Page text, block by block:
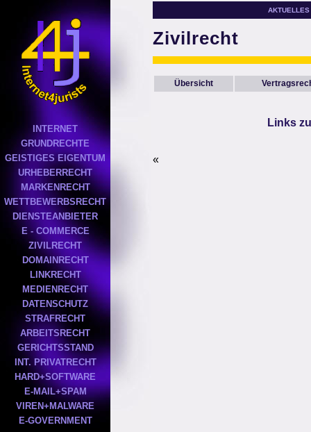
INTERNET
GRUNDRECHTE
GEISTIGES EIGENTUM
URHEBERRECHT
MARKENRECHT
WETTBEWERBSRECHT
DIENSTEANBIETER
E - COMMERCE
ZIVILRECHT
DOMAINRECHT
LINKRECHT
MEDIENRECHT
DATENSCHUTZ
STRAFRECHT
ARBEITSRECHT
GERICHTSSTAND
INT. PRIVATRECHT
HARD+SOFTWARE
E-MAIL+SPAM
VIREN+MALWARE
E-GOVERNMENT
AKTUELLES
Zivilrecht
Übersicht
Links
«